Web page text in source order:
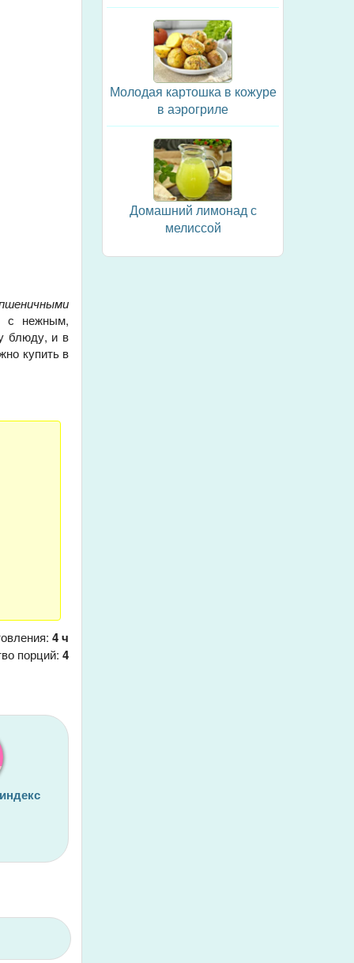
с нежным,
блюду, и в
купить в
4 ч
порций: 4
Молодая картошка в кожуре
в аэрогриле
Домашний лимонад с
мелиссой